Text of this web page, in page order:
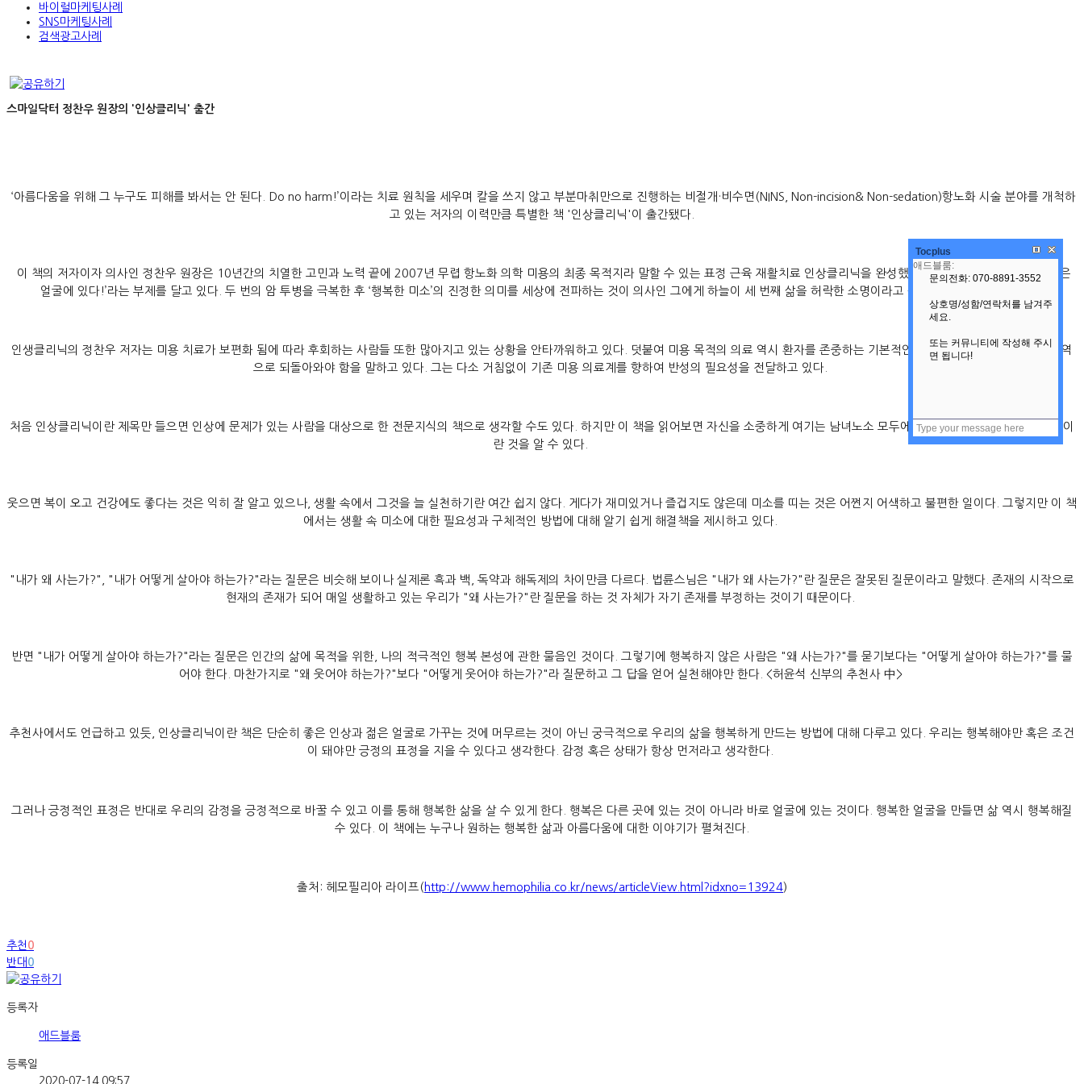
바이럴마케팅사례
SNS마케팅사례
검색광고사례
스마일닥터 정찬우 원장의 '인상클리닉' 출간
‘아름다움을 위해 그 누구도 피해를 봐서는 안 된다. Do no harm!’이라는 치료 원칙을 세우며 칼을 쓰지 않고 부분마취만으로 진행하는 비절개·비수면(NINS, Non-incision& Non-sedation)항노화 시술 분야를 개척하
고 있는 저자의 이력만큼 특별한 책 '인상클리닉'이 출간됐다.
이 책의 저자이자 의사인 정찬우 원장은 10년간의 치열한 고민과 노력 끝에 2007년 무렵 항노화 의학 미용의 최종 목적지라 말할 수 있는 표정 근육 재활치료 인상클리닉을 완성했다. 인상클리닉이란 책은 ‘행복은
얼굴에 있다!’라는 부제를 달고 있다. 두 번의 암 투병을 극복한 후 ‘행복한 미소’의 진정한 의미를 세상에 전파하는 것이 의사인 그에게 하늘이 세 번째 삶을 허락한 소명이라고 생각하며 이 책을 출간했다.
인생클리닉의 정찬우 저자는 미용 치료가 보편화 됨에 따라 후회하는 사람들 또한 많아지고 있는 상황을 안타까워하고 있다. 덧붙여 미용 목적의 의료 역시 환자를 존중하는 기본적인 윤리를 지키는 고유한 의료영역
으로 되돌아와야 함을 말하고 있다. 그는 다소 거침없이 기존 미용 의료계를 향하여 반성의 필요성을 전달하고 있다.
처음 인상클리닉이란 제목만 들으면 인상에 문제가 있는 사람을 대상으로 한 전문지식의 책으로 생각할 수도 있다. 하지만 이 책을 읽어보면 자신을 소중하게 여기는 남녀노소 모두에게 필요한 혹은 도움이 되는 책이
란 것을 알 수 있다.
웃으면 복이 오고 건강에도 좋다는 것은 익히 잘 알고 있으나, 생활 속에서 그것을 늘 실천하기란 여간 쉽지 않다. 게다가 재미있거나 즐겁지도 않은데 미소를 띠는 것은 어쩐지 어색하고 불편한 일이다. 그렇지만 이 책
에서는 생활 속 미소에 대한 필요성과 구체적인 방법에 대해 알기 쉽게 해결책을 제시하고 있다.
"내가 왜 사는가?", "내가 어떻게 살아야 하는가?"라는 질문은 비슷해 보이나 실제론 흑과 백, 독약과 해독제의 차이만큼 다르다. 법륜스님은 "내가 왜 사는가?"란 질문은 잘못된 질문이라고 말했다. 존재의 시작으로
현재의 존재가 되어 매일 생활하고 있는 우리가 "왜 사는가?"란 질문을 하는 것 자체가 자기 존재를 부정하는 것이기 때문이다.
반면 "내가 어떻게 살아야 하는가?"라는 질문은 인간의 삶에 목적을 위한, 나의 적극적인 행복 본성에 관한 물음인 것이다. 그렇기에 행복하지 않은 사람은 "왜 사는가?"를 묻기보다는 "어떻게 살아야 하는가?"를 물
어야 한다. 마찬가지로 "왜 웃어야 하는가?"보다 "어떻게 웃어야 하는가?"라 질문하고 그 답을 얻어 실천해야만 한다. <허윤석 신부의 추천사 中>
추천사에서도 언급하고 있듯, 인상클리닉이란 책은 단순히 좋은 인상과 젊은 얼굴로 가꾸는 것에 머무르는 것이 아닌 궁극적으로 우리의 삶을 행복하게 만드는 방법에 대해 다루고 있다. 우리는 행복해야만 혹은 조건
이 돼야만 긍정의 표정을 지을 수 있다고 생각한다. 감정 혹은 상태가 항상 먼저라고 생각한다.
그러나 긍정적인 표정은 반대로 우리의 감정을 긍정적으로 바꿀 수 있고 이를 통해 행복한 삶을 살 수 있게 한다. 행복은 다른 곳에 있는 것이 아니라 바로 얼굴에 있는 것이다. 행복한 얼굴을 만들면 삶 역시 행복해질
수 있다. 이 책에는 누구나 원하는 행복한 삶과 아름다움에 대한 이야기가 펼쳐진다.
출처: 헤모필리아 라이프( http://www.hemophilia.co.kr/news/articleView.html?idxno=13924)
추천 0
반대 0
등록자
애드블룸
등록일
2020-07-14 09:57
Tocplus